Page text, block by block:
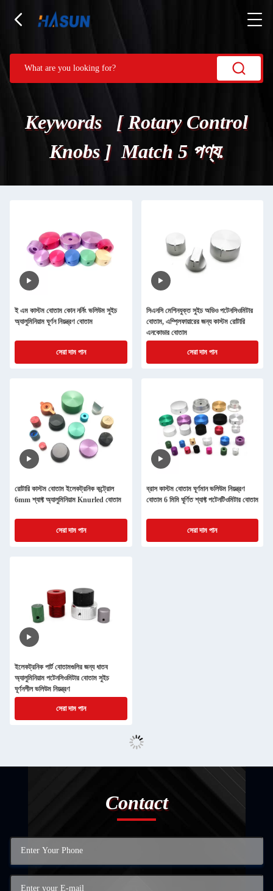
Keywords [ Rotary Control
Knobs ] Match 5 পণ্য.
ই এম কাস্টম বোতাম কোন নর্নিং ভলিউম সুইচ
অ্যালুমিনিয়াম ঘূর্ণন নিয়ন্ত্রণ বোতাম
সেরা দাম পান
সিএনসি মেশিনযুক্ত সুইচ অডিও পটেনসিওমিটার
বোতাম, এম্প্লিফায়ারের জন্য কাস্টম রোটারি
এনকোডার বোতাম
সেরা দাম পান
রোটারি কাস্টম বোতাম ইলেকট্রনিক কন্ট্রোল
6mm শ্যাফ্ট অ্যালুমিনিয়াম Knurled বোতাম
সেরা দাম পান
ব্রাস কাস্টম বোতাম ঘূর্ণমান ভলিউম নিয়ন্ত্রণ
বোতাম 6 মিমি ঘূর্ণিত শ্যাফ্ট পটেনটিওমিটার বোতাম
সেরা দাম পান
ইলেকট্রনিক পার্ট বোতামগুলির জন্য ধাতব
অ্যালুমিনিয়াম পটেনসিওমিটার বোতাম সুইচ
ঘূর্ণনশীল ভলিউম নিয়ন্ত্রণ
সেরা দাম পান
Contact